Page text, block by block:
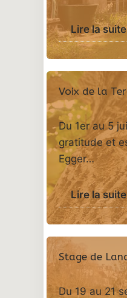
Lire la suite
Voix de la
Du 1er au 5
gratitude et
Egger…
Lire la suite
Stage de
Du 19 au 21